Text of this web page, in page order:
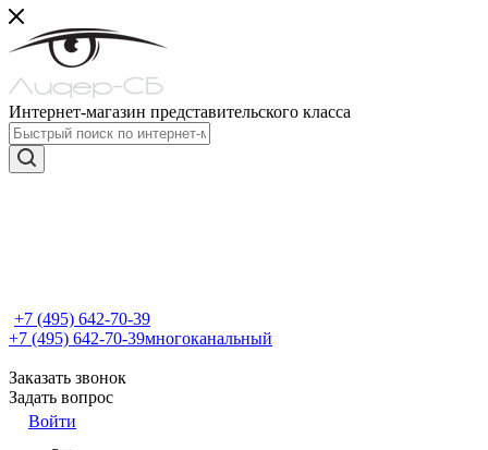
Интернет-магазин представительского класса
+7 (495) 642-70-39
+7 (495) 642-70-39многоканальный
Заказать звонок
Задать вопрос
Войти